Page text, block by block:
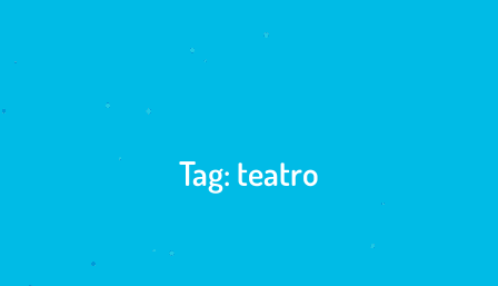
Tag: teatro